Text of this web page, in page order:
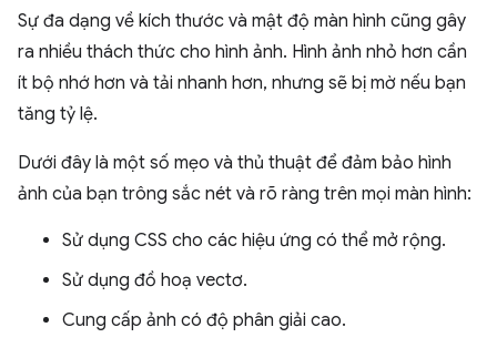
Sự đa dạng về kích thước và mật độ màn hình cũng gây
ra nhiều thách thức cho hình ảnh. Hình ảnh nhỏ hơn cần
ít bộ nhớ hơn và tải nhanh hơn, nhưng sẽ bị mờ nếu bạn
tăng tỷ lệ.
Dưới đây là một số mẹo và thủ thuật để đảm bảo hình
ảnh của bạn trông sắc nét và rõ ràng trên mọi màn hình:
Sử dụng CSS cho các hiệu ứng có thể mở rộng.
Sử dụng đồ hoạ vectơ.
Cung cấp ảnh có độ phân giải cao.